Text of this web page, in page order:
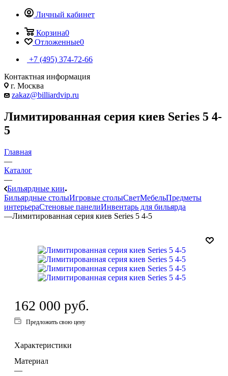
Личный кабинет
Корзина0
Отложенные0
+7 (495) 374-72-66
Контактная информация
г. Москва
zakaz@billiardvip.ru
Лимитированная серия киев Series 5 4-
5
Главная
—
Каталог
—
Бильярдные кии
Бильярдные столыИгровые столыСветМебельПредметы
интерьераСтеновые панелиИнвентарь для бильярда
—Лимитированная серия киев Series 5 4-5
162 000 руб.
Предложить свою цену
Характеристики
Материал
—